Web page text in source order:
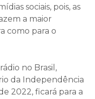
sociais, pois, as
a maior
como para o
no Brasil,
da Independência
2022, ficará para a